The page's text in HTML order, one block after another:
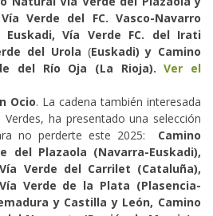
Verde del FC. Vasco-Navarro
Vía Verde FC. del Irati
del Urola (Euskadi) y Camino
del Río Oja
(La Rioja). Ver el
Ocio. La cadena también interesada
ha presentado una selección
no perderte este 2025: Camino
del Plazaola (Navarra-Euskadi),
Verde del Carrilet (Cataluña),
Verde de la Plata (Plasencia-
y Castilla y León, Camino